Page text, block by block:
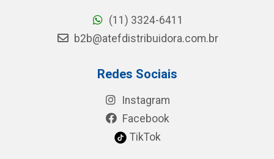
(11) 3324-6411
b2b@atefdistribuidora.com.br
Redes Sociais
Instagram
Facebook
TikTok